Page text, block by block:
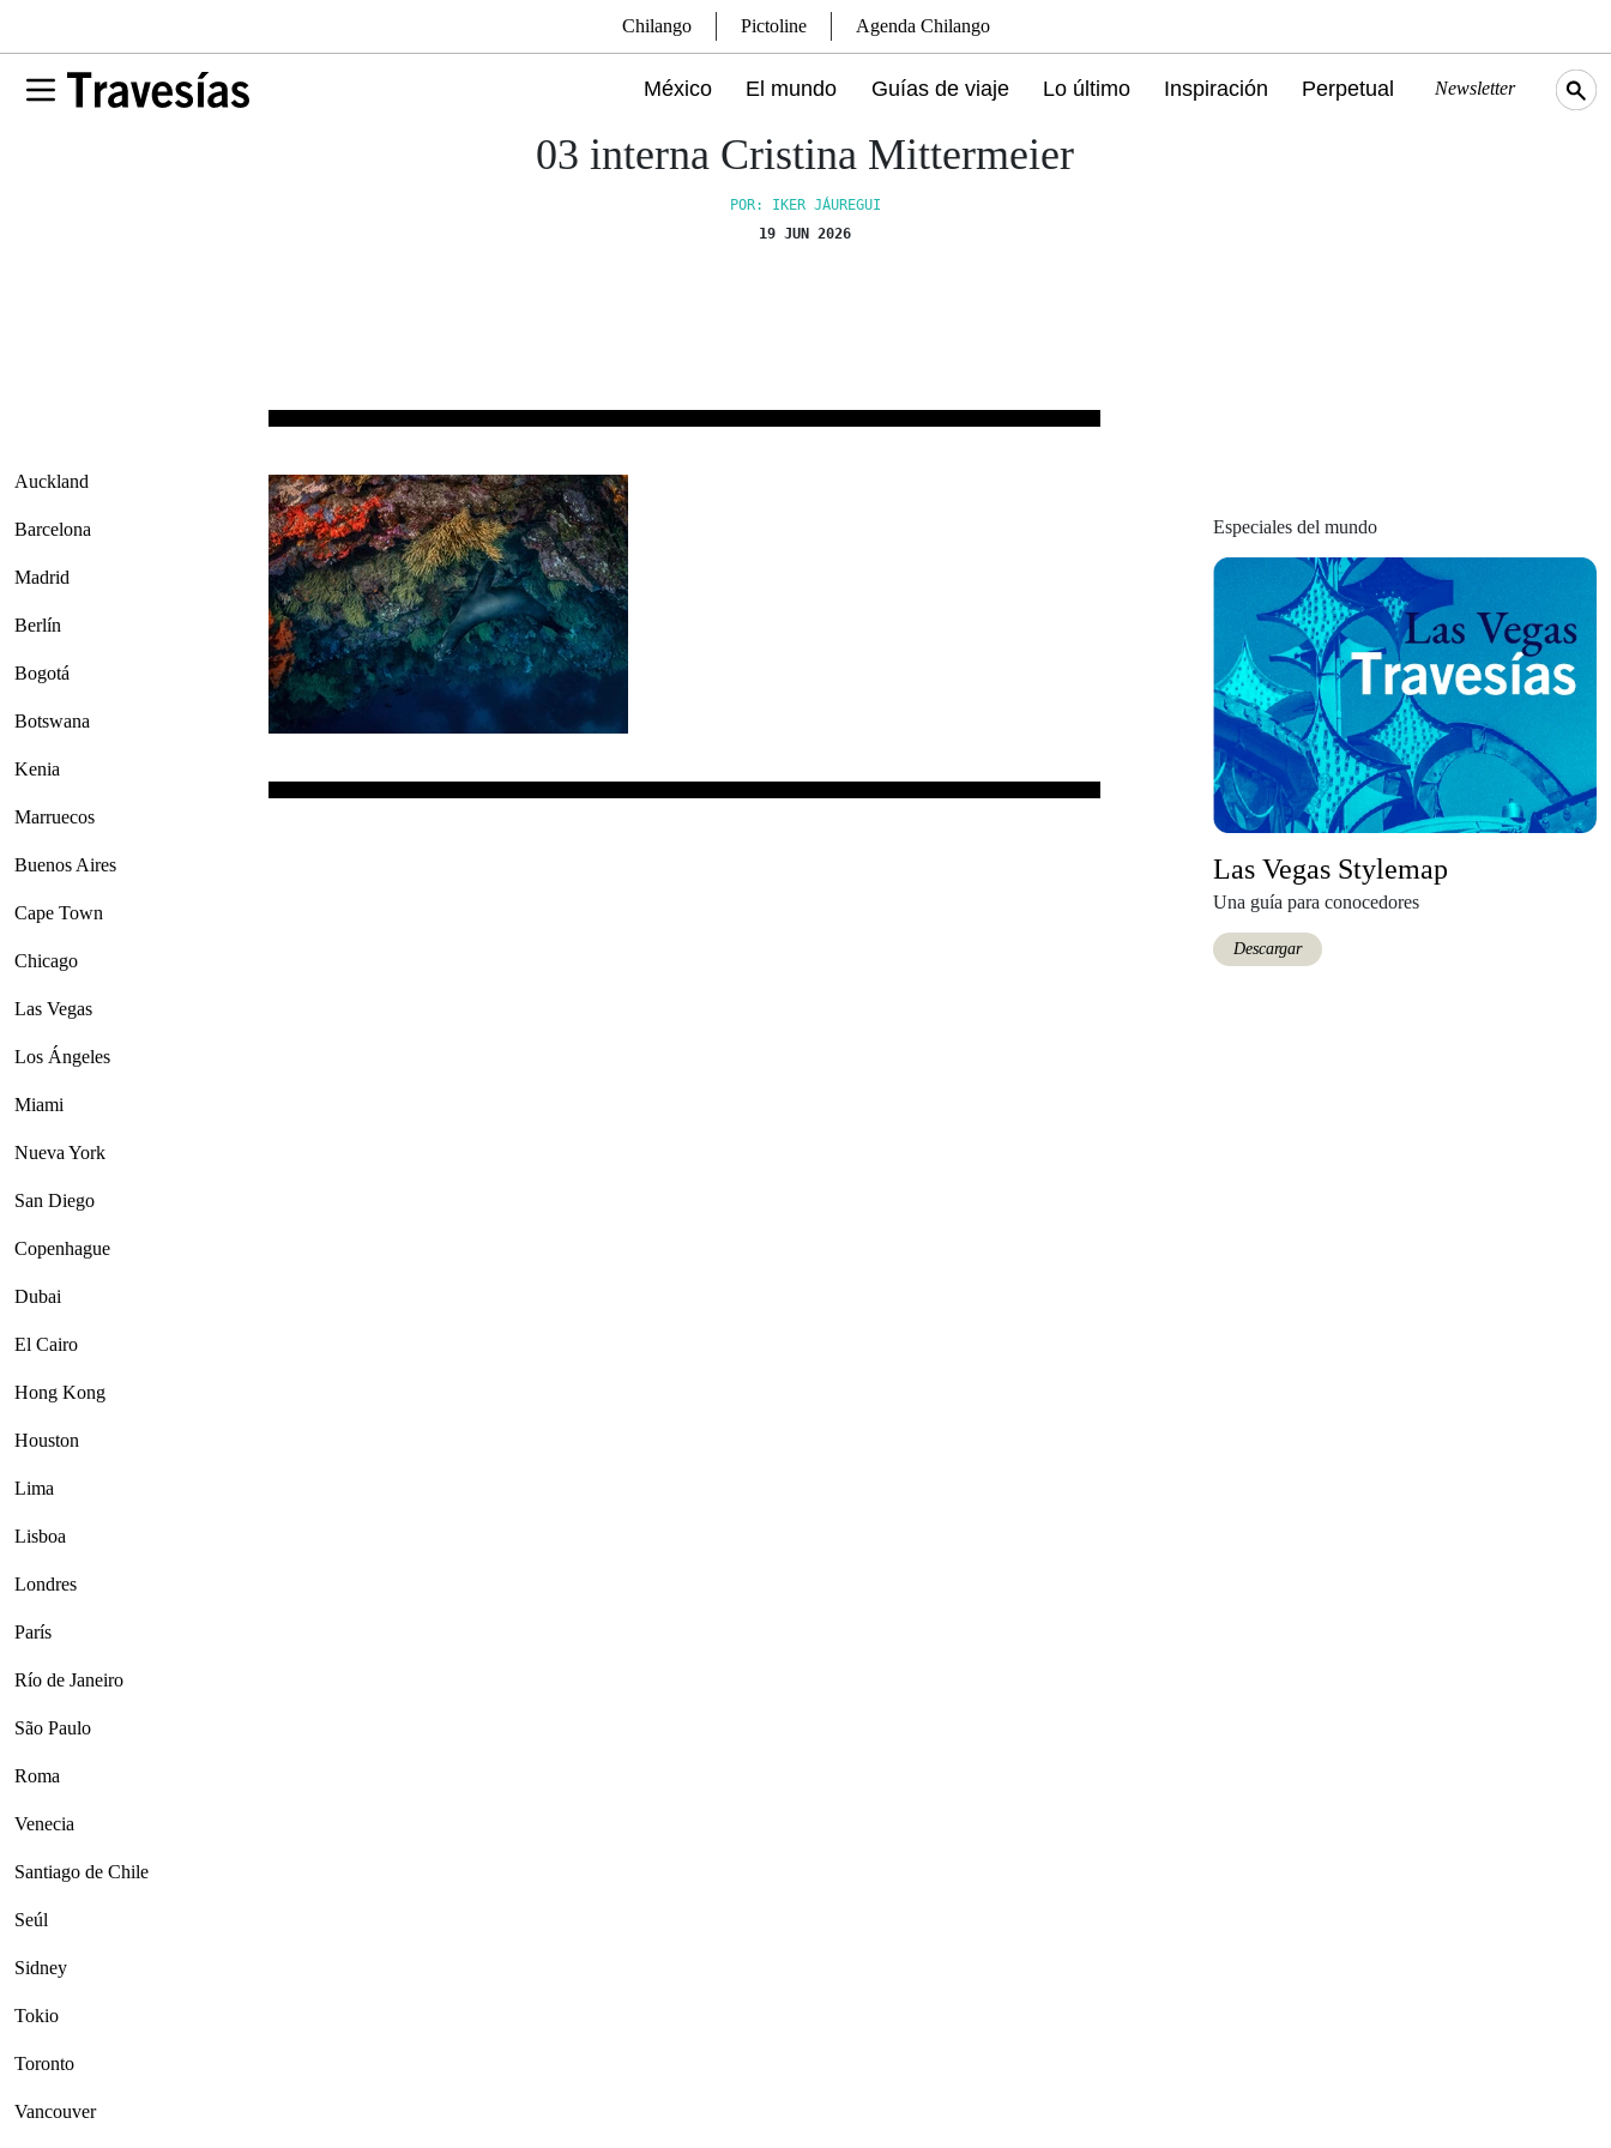
Chilango Pictoline Agenda Chilango
México El mundo Guías de viaje Lo último Inspiración Perpetual Newsletter
03 interna Cristina Mittermeier
POR: IKER JÁUREGUI
19 JUN 2026
Auckland
Barcelona
Madrid
Berlín
Bogotá
Botswana
Kenia
Marruecos
Buenos Aires
Cape Town
Chicago
Las Vegas
Los Ángeles
Miami
Nueva York
San Diego
Copenhague
Dubai
El Cairo
Hong Kong
Houston
Lima
Lisboa
Londres
París
Río de Janeiro
São Paulo
Roma
Venecia
Santiago de Chile
Seúl
Sidney
Tokio
Toronto
Vancouver
Especiales del mundo
Las Vegas Stylemap
Una guía para conocedores
Descargar